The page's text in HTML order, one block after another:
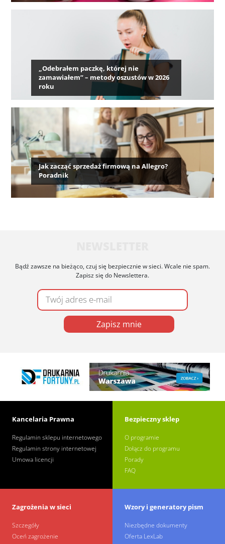
„Odebrałem paczkę, której nie
zamawiałem” – metody oszustów w 2026
roku
Jak zacząć sprzedaż firmową na Allegro?
Poradnik
Bądź zawsze na bieżąco, czuj się bezpiecznie w sieci. Wcale nie spam.
Zapisz się do Newslettera.
Zapisz mnie
Kancelaria Prawna
Regulamin sklepu internetowego
Regulamin strony internetowej
Umowa licencji
Bezpieczny sklep
O programie
Dołącz do programu
Porady
FAQ
Zagrożenia w sieci
Szczegóły
Oceń zagrożenie
Wzory i generatory pism
Niezbędne dokumenty
Oferta LexLab